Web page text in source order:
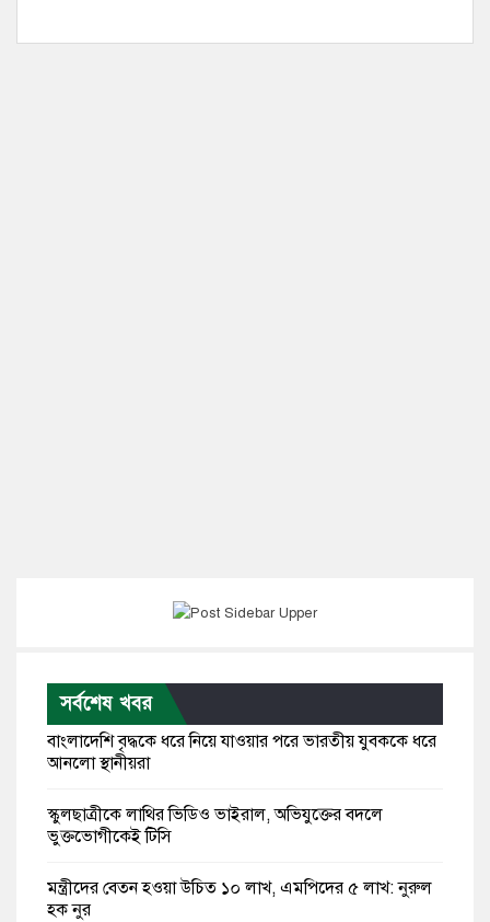
সর্বশেষ খবর
বাংলাদেশি বৃদ্ধকে ধরে নিয়ে যাওয়ার পরে ভারতীয় যুবককে ধরে
আনলো স্থানীয়রা
স্কুলছাত্রীকে লাথির ভিডিও ভাইরাল, অভিযুক্তের বদলে
ভুক্তভোগীকেই টিসি
মন্ত্রীদের বেতন হওয়া উচিত ১০ লাখ, এমপিদের ৫ লাখ: নুরুল
হক নুর